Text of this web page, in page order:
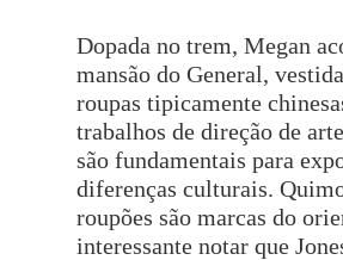
Dopada no trem, Megan
mansão do General,
roupas tipicamente
trabalhos de direção de
são fundamentais para
diferenças culturais.
roupões são marcas do
interessante notar que